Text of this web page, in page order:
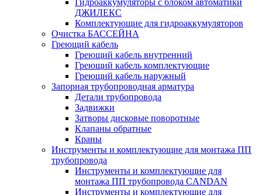
Гидроаккумуляторы с блоком автоматики
ДЖИЛЕКС
Комплектующие для гидроаккумуляторов
Очистка БАССЕЙНА
Греющий кабель
Греющий кабель внутренний
Греющий кабель комплектующие
Греющий кабель наружный
Запорная трубопроводная арматура
Детали трубопровода
Задвижки
Затворы дисковые поворотные
Клапаны обратные
Краны
Инструменты и комплектующие для монтажа ПП
трубопровода
Инструменты и комплектующие для
монтажа ПП трубопровода CANDAN
Инструменты и комплектующие для